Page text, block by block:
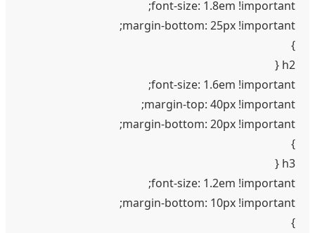
font-size: 1.8em !important;
margin-bottom: 25px !important;
}
h2 {
font-size: 1.6em !important;
margin-top: 40px !important;
margin-bottom: 20px !important;
}
h3 {
font-size: 1.2em !important;
margin-bottom: 10px !important;
}